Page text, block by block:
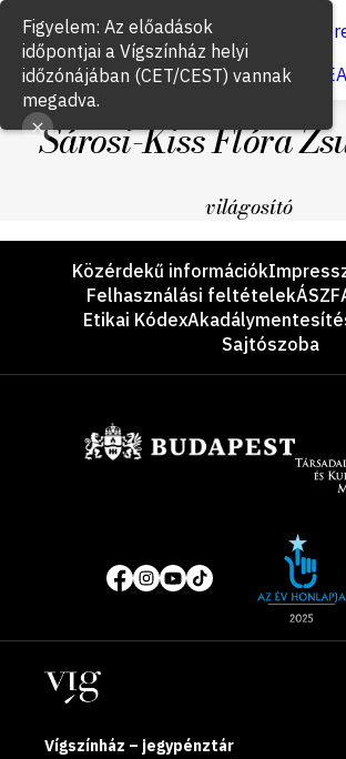
Jegyvásárlás
Sárosi-Kiss Flóra
világosító
LáblécKözérdekű információk
Felhasználási feltételekÁSZF
Etikai Kódex
Sajtószoba
Közösségi
média
oldalak
of
year
Helyszínek
Vígszínház – jegypénztár
Figyelem: Az előadások
időpontjai a Vígszínház helyi
időzónájában (CET/CEST) vannak
megadva.